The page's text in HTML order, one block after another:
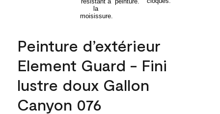
Peinture d’extérieur
Element Guard - Fini
lustre doux Gallon
Canyon 076